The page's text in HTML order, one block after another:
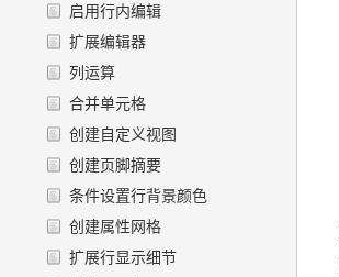
启用行内编辑
扩展编辑器
列运算
合并单元格
创建自定义视图
创建页脚摘要
条件设置行背景颜色
创建属性网格
扩展行显示细节